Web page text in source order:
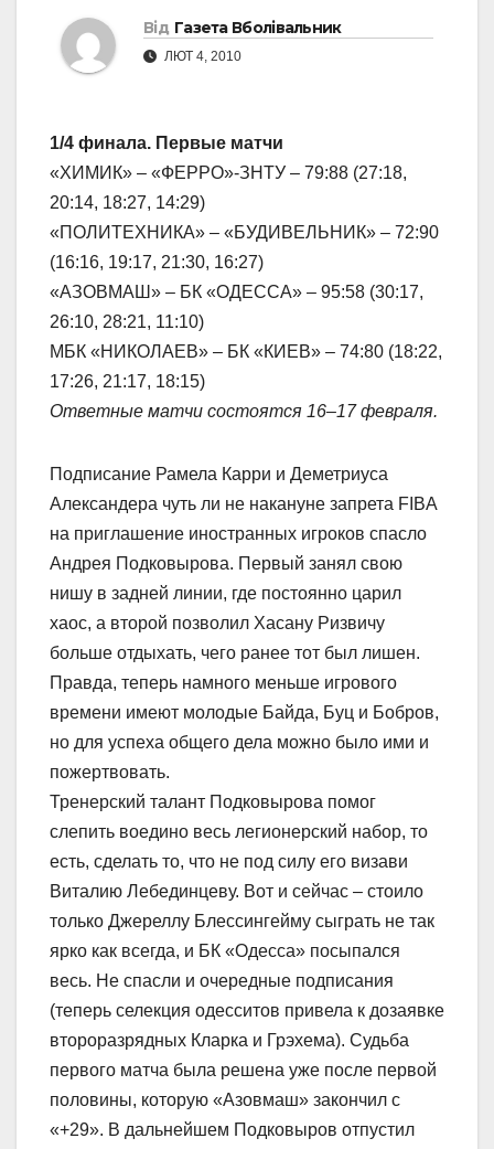
Від Газета Вболівальник
ЛЮТ 4, 2010
1/4 финала. Первые матчи
«ХИМИК» – «ФЕРРО»-ЗНТУ – 79:88 (27:18,
20:14, 18:27, 14:29)
«ПОЛИТЕХНИКА» – «БУДИВЕЛЬНИК» – 72:90
(16:16, 19:17, 21:30, 16:27)
«АЗОВМАШ» – БК «ОДЕССА» – 95:58 (30:17,
26:10, 28:21, 11:10)
МБК «НИКОЛАЕВ» – БК «КИЕВ» – 74:80 (18:22,
17:26, 21:17, 18:15)
Ответные матчи состоятся 16–17 февраля.
Подписание Рамела Карри и Деметриуса
Александера чуть ли не накануне запрета FIBA
на приглашение иностранных игроков спасло
Андрея Подковырова. Первый занял свою
нишу в задней линии, где постоянно царил
хаос, а второй позволил Хасану Ризвичу
больше отдыхать, чего ранее тот был лишен.
Правда, теперь намного меньше игрового
времени имеют молодые Байда, Буц и Бобров,
но для успеха общего дела можно было ими и
пожертвовать.
Тренерский талант Подковырова помог
слепить воедино весь легионерский набор, то
есть, сделать то, что не под силу его визави
Виталию Лебединцеву. Вот и сейчас – стоило
только Джереллу Блессингейму сыграть не так
ярко как всегда, и БК «Одесса» посыпался
весь. Не спасли и очередные подписания
(теперь селекция одесситов привела к дозаявке
второразрядных Кларка и Грэхема). Судьба
первого матча была решена уже после первой
половины, которую «Азовмаш» закончил с
«+29». В дальнейшем Подковыров отпустил